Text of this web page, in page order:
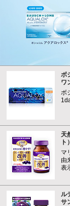
ボ
ワ
ボ
天
ト）
マ
由
表
ル
サ